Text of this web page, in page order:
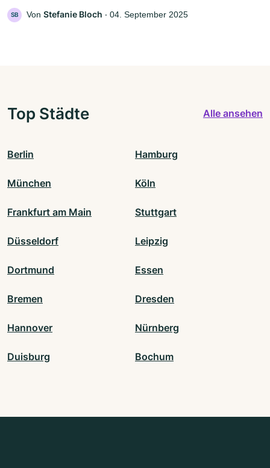
SB Von Stefanie Bloch ‧ 04. September 2025
Top Städte Alle ansehen
Berlin Hamburg
München Köln
Frankfurt am Main Stuttgart
Düsseldorf Leipzig
Dortmund Essen
Bremen Dresden
Hannover Nürnberg
Duisburg Bochum